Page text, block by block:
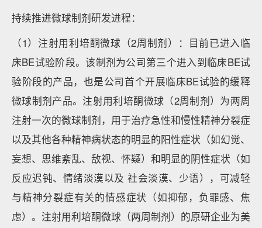
持续推进微球制剂研发进程：
（1）注射用利培酮微球（2周制剂）：目前已进入临
床BE试验阶段。该制剂为公司第三个进入到临床BE试
验阶段的产品，也是公司首个开展临床BE试验的缓释
微球制剂产品。注射用利培酮微球（2周制剂）为两周
注射一次的微球制剂，用于治疗急性和慢性精神分裂症
以及其他各种精神病状态的明显的阳性症状（如幻觉、
妄想、思维紊乱、敌视、怀疑）和明显的阴性症状（如
反应迟钝、情绪淡漠以及 社会淡漠、少语），可减轻
与精神分裂症有关的情感症状（如抑郁，负罪感、焦
虑）。注射用利培酮微球（两周制剂）的原研企业为美